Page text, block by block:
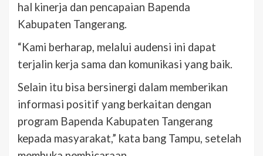
hal kinerja dan pencapaian Bapenda
Kabupaten Tangerang.
“Kami berharap, melalui audensi ini dapat
terjalin kerja sama dan komunikasi yang baik.
Selain itu bisa bersinergi dalam memberikan
informasi positif yang berkaitan dengan
program Bapenda Kabupaten Tangerang
kepada masyarakat,” kata bang Tampu, setelah